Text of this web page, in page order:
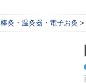
棒灸・温灸器・電子お灸 >